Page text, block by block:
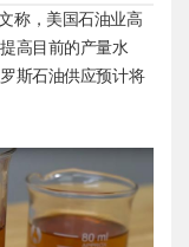
称，美国石油业高
高目前的产量水
斯石油供应预计将